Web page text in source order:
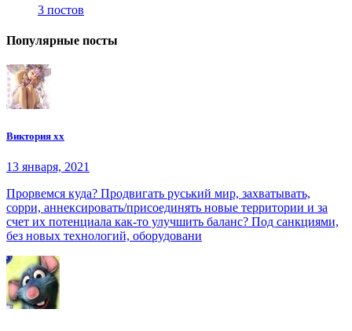
3 постов
Популярные посты
Виктория хх
13 января, 2021
Прорвемся куда? Продвигать руський мир, захватывать,
сорри, аннексировать/присоединять новые территории и за
счет их потенциала как-то улучшить баланс? Под санкциями,
без новых технологий, оборудовани